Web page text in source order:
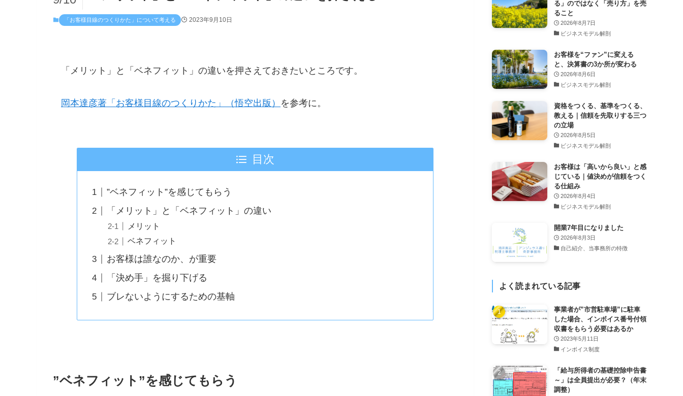
「お客様目線のつくりかた」について考える 2023年9月10日
「メリット」と「ベネフィット」の違いを押さえておきたいところです。
岡本達彦著「お客様目線のつくりかた」（悟空出版） を参考に。
目次
”ベネフィット”を感じてもらう
「メリット」と「ベネフィット」の違い
メリット
ベネフィット
お客様は誰なのか、が重要
「決め手」を掘り下げる
ブレないようにするための基軸
”ベネフィット”を感じてもらう
る」のではなく「売り方」を売
ること
2026年8月7日
ビジネスモデル解剖
お客様を“ファン”に変える
と、決算書の3か所が変わる
2026年8月6日
ビジネスモデル解剖
資格をつくる、基準をつくる、
教える｜信頼を先取りする三つ
の立場
2026年8月5日
ビジネスモデル解剖
お客様は「高いから良い」と感
じている｜値決めが信頼をつく
る仕組み
2026年8月4日
ビジネスモデル解剖
開業7年目になりました
2026年8月3日
自己紹介、当事務所の特徴
よく読まれている記事
事業者が”市営駐車場”に駐車
した場合、インボイス番号付領
収書をもらう必要はあるか
2023年5月11日
インボイス制度
「給与所得者の基礎控除申告書
～」は全員提出が必要？（年末
調整）